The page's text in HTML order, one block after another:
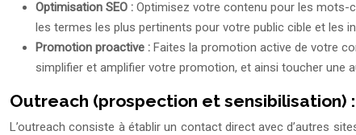
Optimisation SEO : Optimisez votre contenu pour les mots-
les termes les plus pertinents pour votre public cible et les
Promotion proactive : Faites la promotion active de votre
simplifier et amplifier votre promotion, et ainsi toucher une
Outreach (prospection et
L’outreach consiste à établir un contact direct avec d’autres